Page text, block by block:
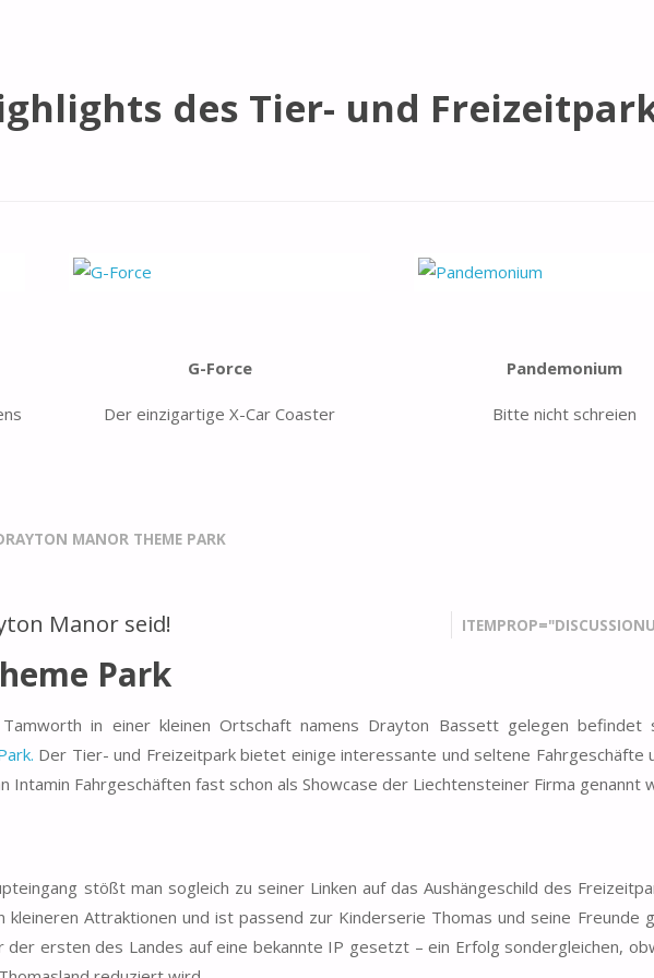
des Tier- und
G-Force
Der einzigartige X-Car Coaster
Pandemonium
Bitte nicht schreien
MANOR THEME PARK
Manor seid!
Park
in einer kleinen Ortschaft namens Drayton Bassett gelegen befindet
Der Tier- und Freizeitpark bietet einige interessante und seltene Fahrgeschäfte
Intamin Fahrgeschäften fast schon als Showcase der Liechtensteiner Firma genannt
stößt man sogleich zu seiner Linken auf das Aushängeschild des
kleineren Attraktionen und ist passend zur Kinderserie Thomas und seine Freunde
ersten des Landes auf eine bekannte IP gesetzt – ein Erfolg sondergleichen,